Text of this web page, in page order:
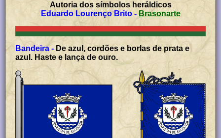
Autoria dos símbolos heráldicos
Eduardo Lourenço Brito- Brasonarte
Bandeira - De azul, cordões e borlas de prata e
azul. Haste e lança de ouro.